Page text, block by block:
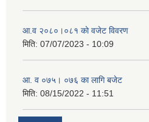
आ.व २०८०।०८१ काे वजेट विवरण
मिति: 07/07/2023 - 10:09
आ. व ०७५। ०७६ का लागि बजेट
मिति: 08/15/2022 - 11:51